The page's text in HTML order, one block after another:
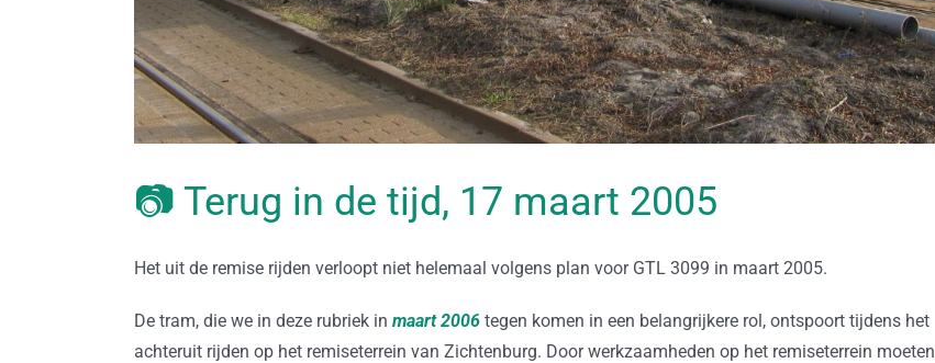
📷 Terug in de tijd, 17 maart 2005
Het uit de remise rijden verloopt niet helemaal volgens plan voor GTL 3099 in maart 2005.
De tram, die we in deze rubriek in maart 2006 tegen komen in een belangrijkere rol, ontspoort tijdens het
achteruit rijden op het remiseterrein van Zichtenburg. Door werkzaamheden op het remiseterrein moeten